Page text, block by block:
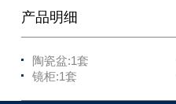
产品明细
陶瓷盆:1套
镜柜:1套